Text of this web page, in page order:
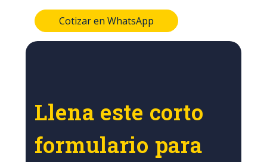
Cotizar en WhatsApp
Llena este corto
formulario para